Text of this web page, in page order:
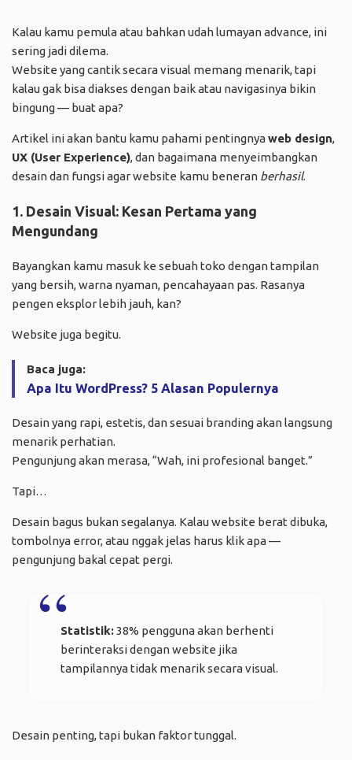
Kalau kamu pemula atau bahkan udah lumayan advance, ini
sering jadi dilema.
Website yang cantik secara visual memang menarik, tapi
kalau gak bisa diakses dengan baik atau navigasinya bikin
bingung — buat apa?
Artikel ini akan bantu kamu pahami pentingnyaweb design,
UX (User Experience), dan bagaimana menyeimbangkan
desain dan fungsi agar website kamu beneran berhasil.
1. Desain Visual: Kesan Pertama yang
Mengundang
Bayangkan kamu masuk ke sebuah toko dengan tampilan
yang bersih, warna nyaman, pencahayaan pas. Rasanya
pengen eksplor lebih jauh, kan?
Website juga begitu.
Baca juga:
Apa Itu WordPress? 5 Alasan Populernya
Desain yang rapi, estetis, dan sesuai branding akan langsung
menarik perhatian.
Pengunjung akan merasa, “Wah, ini profesional banget.”
Tapi…
Desain bagus bukan segalanya. Kalau website berat dibuka,
tombolnya error, atau nggak jelas harus klik apa —
pengunjung bakal cepat pergi.
Statistik:38% pengguna akan berhenti
berinteraksi dengan website jika
tampilannya tidak menarik secara visual.
Desain penting, tapi bukan faktor tunggal.